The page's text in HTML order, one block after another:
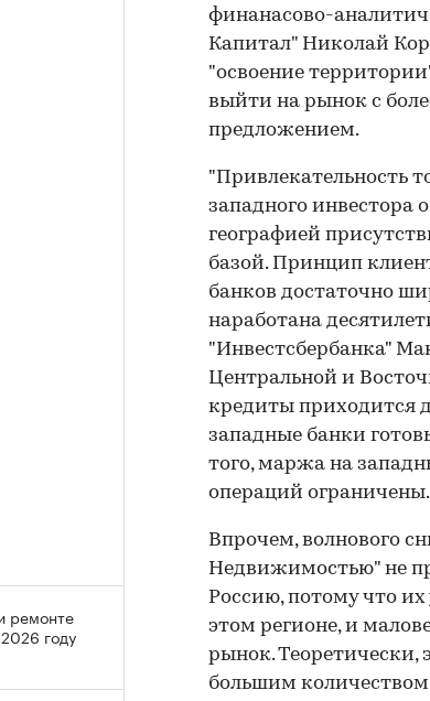
финанасово-
Капитал" Николай
"освоение
выйти на рынок с
предложением.
"Привлекательность
западного инвестора
географией
базой. Принцип
банков достаточно
наработана
"Инвестсбербанка"
Центральной и
кредиты приходится
западные банки
того, маржа на
операций ограничены.
Впрочем, волнового
Недвижимостью" не
Россию, потому что
этом регионе, и
рынок. Теоретически,
большим
ремонте
году